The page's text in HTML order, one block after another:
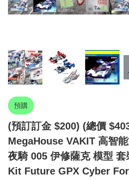
預購
(預訂訂金 $200) (總價
MegaHouse VAKIT 高智
夜騎 005 伊修薩克 模型
Kit Future GPX Cyber